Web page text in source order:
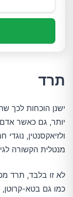
תרד
ישנן הוכחות לכך
יותר, גם כאשר אדם
ולזיאקסנטין,
מנטלית הקשורה
כמו גם בטא-קרוטן,